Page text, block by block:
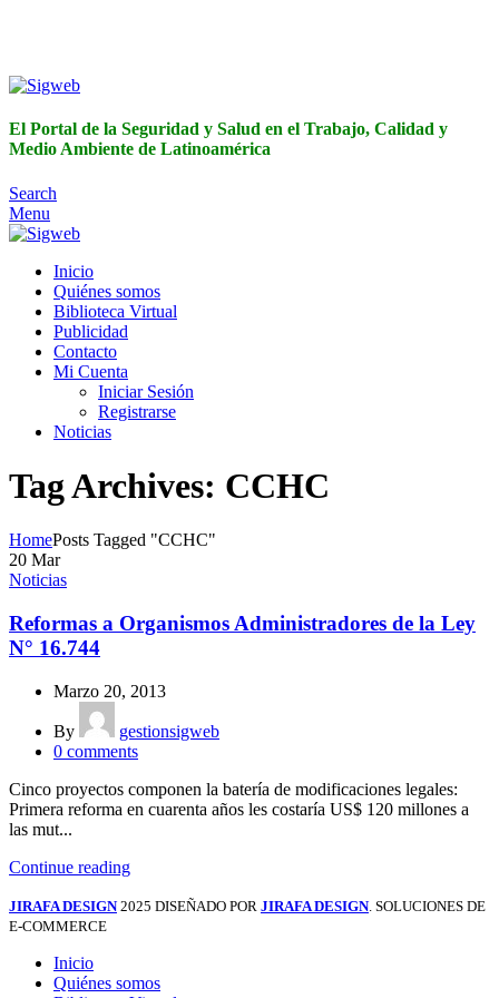
El Portal de la Seguridad y Salud en el Trabajo, Calidad y
Medio Ambiente de Latinoamérica
Search
Menu
Inicio
Quiénes somos
Biblioteca Virtual
Publicidad
Contacto
Mi Cuenta
Iniciar Sesión
Registrarse
Noticias
Tag Archives: CCHC
HomePosts Tagged "CCHC"
20 Mar
Noticias
Reformas a Organismos Administradores de la Ley
N° 16.744
Marzo 20, 2013
By
gestionsigweb
0 comments
Cinco proyectos componen la batería de modificaciones legales:
Primera reforma en cuarenta años les costaría US$ 120 millones a
las mut...
Continue reading
JIRAFA DESIGN 2025 DISEÑADO POR JIRAFA DESIGN. SOLUCIONES DE
E-COMMERCE
Inicio
Quiénes somos